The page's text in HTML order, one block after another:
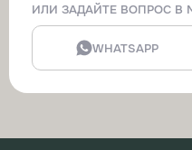
ИЛИ ЗАДАЙТЕ ВОПРОС В
WHATSAPP